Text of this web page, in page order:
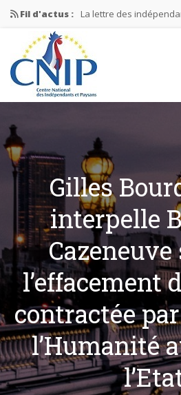
Fil d'actus : La lettre des
La lettre des
La lettre des
Mission nationale
Gilles
interpelle
l’effacement
contractée
l’Humanité